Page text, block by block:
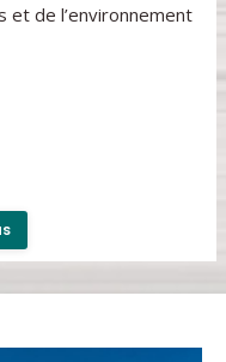
de l’environnement